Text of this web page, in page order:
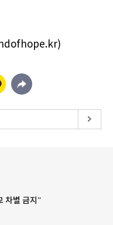
차별 금지”